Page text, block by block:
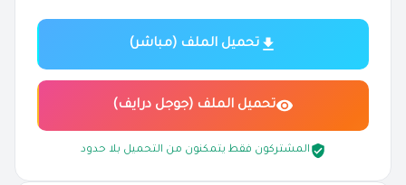
تحميل الملف (مباشر)
تحميل الملف (جوجل درايف)
المشتركون فقط يتمكنون من التحميل بلا حدود